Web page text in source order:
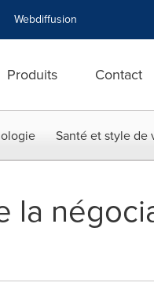
Webdiffusion
Produits Contact
Santé et style de
la